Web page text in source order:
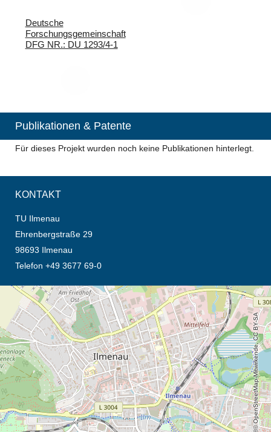
Deutsche
Forschungsgemeinschaft
DFG NR.: DU 1293/4-1
Publikationen & Patente
Für dieses Projekt wurden noch keine Publikationen hinterlegt.
KONTAKT
TU Ilmenau
Ehrenbergstraße 29
98693 Ilmenau
Telefon +49 3677 69-0
Öffnet die Anfahrtsbeschreibung in neuem Tab (Karte)
© OpenStreetMap-Mitwirkende, CC BY-SA